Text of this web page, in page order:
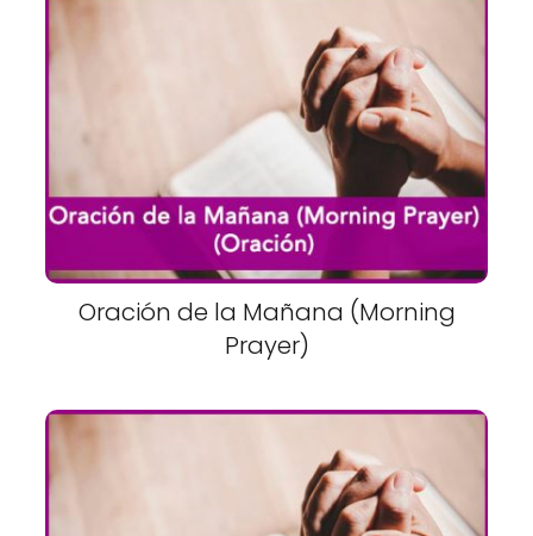
Oración de la Mañana (Morning
Prayer)